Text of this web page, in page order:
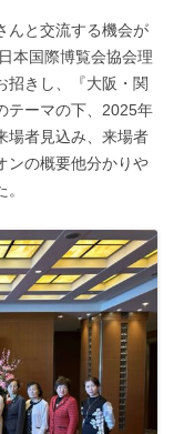
んと交流する機会が
本国際博覧会協会理
きし、『大阪・関
テーマの下、2025年
場者見込み、来場者
ンの概要他分かりや